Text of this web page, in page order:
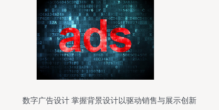
数字广告设计 掌握背景设计以驱动销售与展示创新